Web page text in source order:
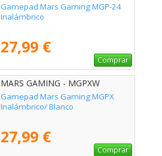
Gamepad Mars Gaming MGP-24
Inalámbrico
27,99 €
Comprar
MARS GAMING - MGPXW
Gamepad Mars Gaming MGPX
Inalámbrico/ Blanco
27,99 €
Comprar